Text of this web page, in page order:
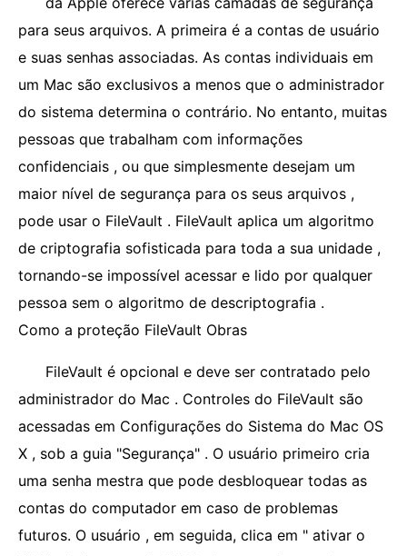
para seus arquivos. A primeira é a contas de usuário
e suas senhas associadas. As contas individuais em
um Mac são exclusivos a menos que o administrador
do sistema determina o contrário. No entanto, muitas
pessoas que trabalham com informações
confidenciais , ou que simplesmente desejam um
maior nível de segurança para os seus arquivos ,
pode usar o FileVault . FileVault aplica um algoritmo
de criptografia sofisticada para toda a sua unidade ,
tornando-se impossível acessar e lido por qualquer
pessoa sem o algoritmo de descriptografia .
Como a proteção FileVault Obras
FileVault é opcional e deve ser contratado pelo
administrador do Mac . Controles do FileVault são
acessadas em Configurações do Sistema do Mac OS
X , sob a guia "Segurança" . O usuário primeiro cria
uma senha mestra que pode desbloquear todas as
contas do computador em caso de problemas
futuros. O usuário , em seguida, clica em " ativar o